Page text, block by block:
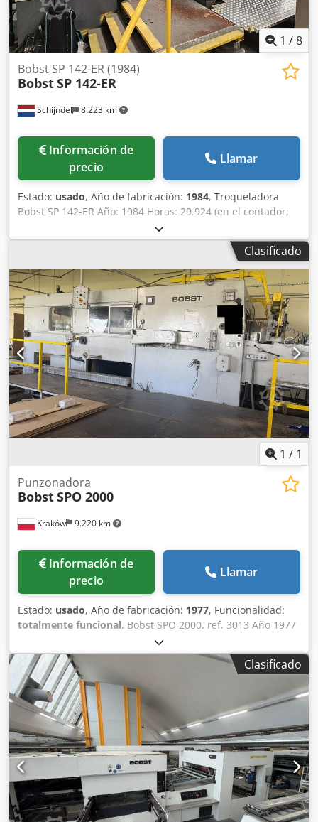
1 /8
Schijndel 8.223 km
Bobst SP 142-ER (1984)
BobstSP 142-ER
Información de
precio
Llamar
Estado: usado, Año de fabricación: 1984, Troqueladora
Bobst SP 142-ER Año: 1984 Horas: 29.924 (en el contador;
horas de producción reales previstas en torno a
60.000/70.000) Equipada con: - Estaciones de desaislado y
corte - Sistema Push Lay - Alimentador Non-Stop con
barras de cambio manual - Entrega Non-Stop -
Alimentador de cartón ondulado - Herramientas de
bloqueo rápido en Stripper - Sistema micrométrico
Especificaciones técnicas: - Velocidad máxima de corte :
6.000 s/h - Tamaño máximo de la hoja : 1420 x 1020 mm -
Tamaño mínimo de la hoja: 700 x 500 mm Dedpfsr I Ipvsx
Aidekr - Fuerza de corte : máx. 600 T - Tablero macizo
hasta 2.000 g/m2 - Cartón ondulado de hasta 4 mm de
grosor
Clasificado
1 / 1
Kraków 9.220 km
Punzonadora
BobstSPO 2000
Información de
precio
Llamar
Estado: usado, Año de fabricación: 1977, Funcionalidad:
totalmente funcional, Bobst SPO 2000, ref. 3013 Año 1977
Tamaño máximo de la hoja: 2032 x 1270 mm Djdjzfh I
Rspfx Aidjkr Tamaño mínimo de la hoja: 600 x 520 mm
Fuerza máxima de corte: 550 toneladas Cartón ondulado
de 1,5 mm a 9,0 mm Velocidad mecánica máxima: 5000
hojas por hora Unidad de desbaste Nuevo cuadro eléctrico
Nuevo motor principal con inversor Alimentador previo La
máquina está conectada y se puede probar Estado:
¡¡¡bueno!!!
Clasificado